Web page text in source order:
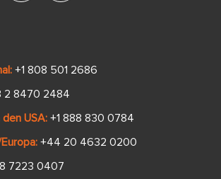
+1 808 501 2686
2 8470 2484
USA: +1 888 830 0784
+44 20 4632 0200
7223 0407